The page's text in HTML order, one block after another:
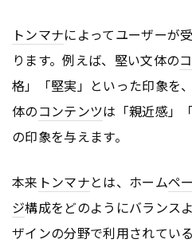
トンマナによってユーザーが
ります。例えば、堅い文体の
格」「堅実」といった印象を
体のコンテンツは「親近感」
の印象を与えます。
本来 トンマナとは、ホームペ
ジ構成をどのようにバランス
ザインの分野で利用されてい